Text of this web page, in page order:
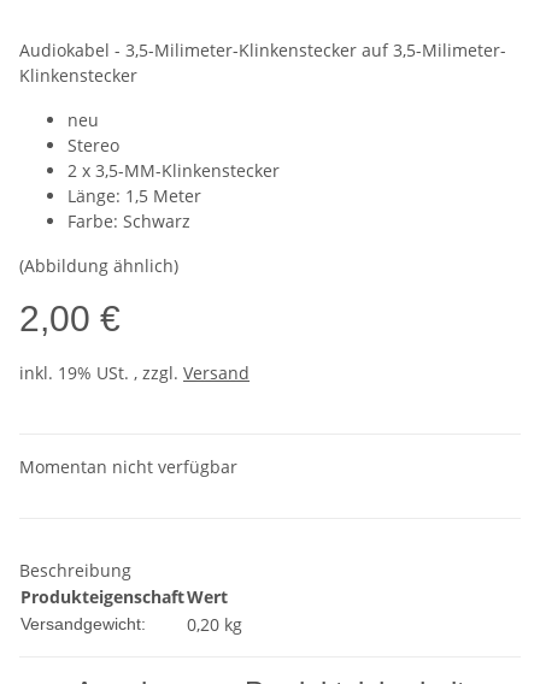
Audiokabel - 3,5-Milimeter-Klinkenstecker auf 3,5-Milimeter-
Klinkenstecker
neu
Stereo
2 x 3,5-MM-Klinkenstecker
Länge: 1,5 Meter
Farbe: Schwarz
(Abbildung ähnlich)
2,00 €
inkl. 19% USt. , zzgl. Versand
Momentan nicht verfügbar
Beschreibung
ProdukteigenschaftWert
Versandgewicht: 0,20 kg